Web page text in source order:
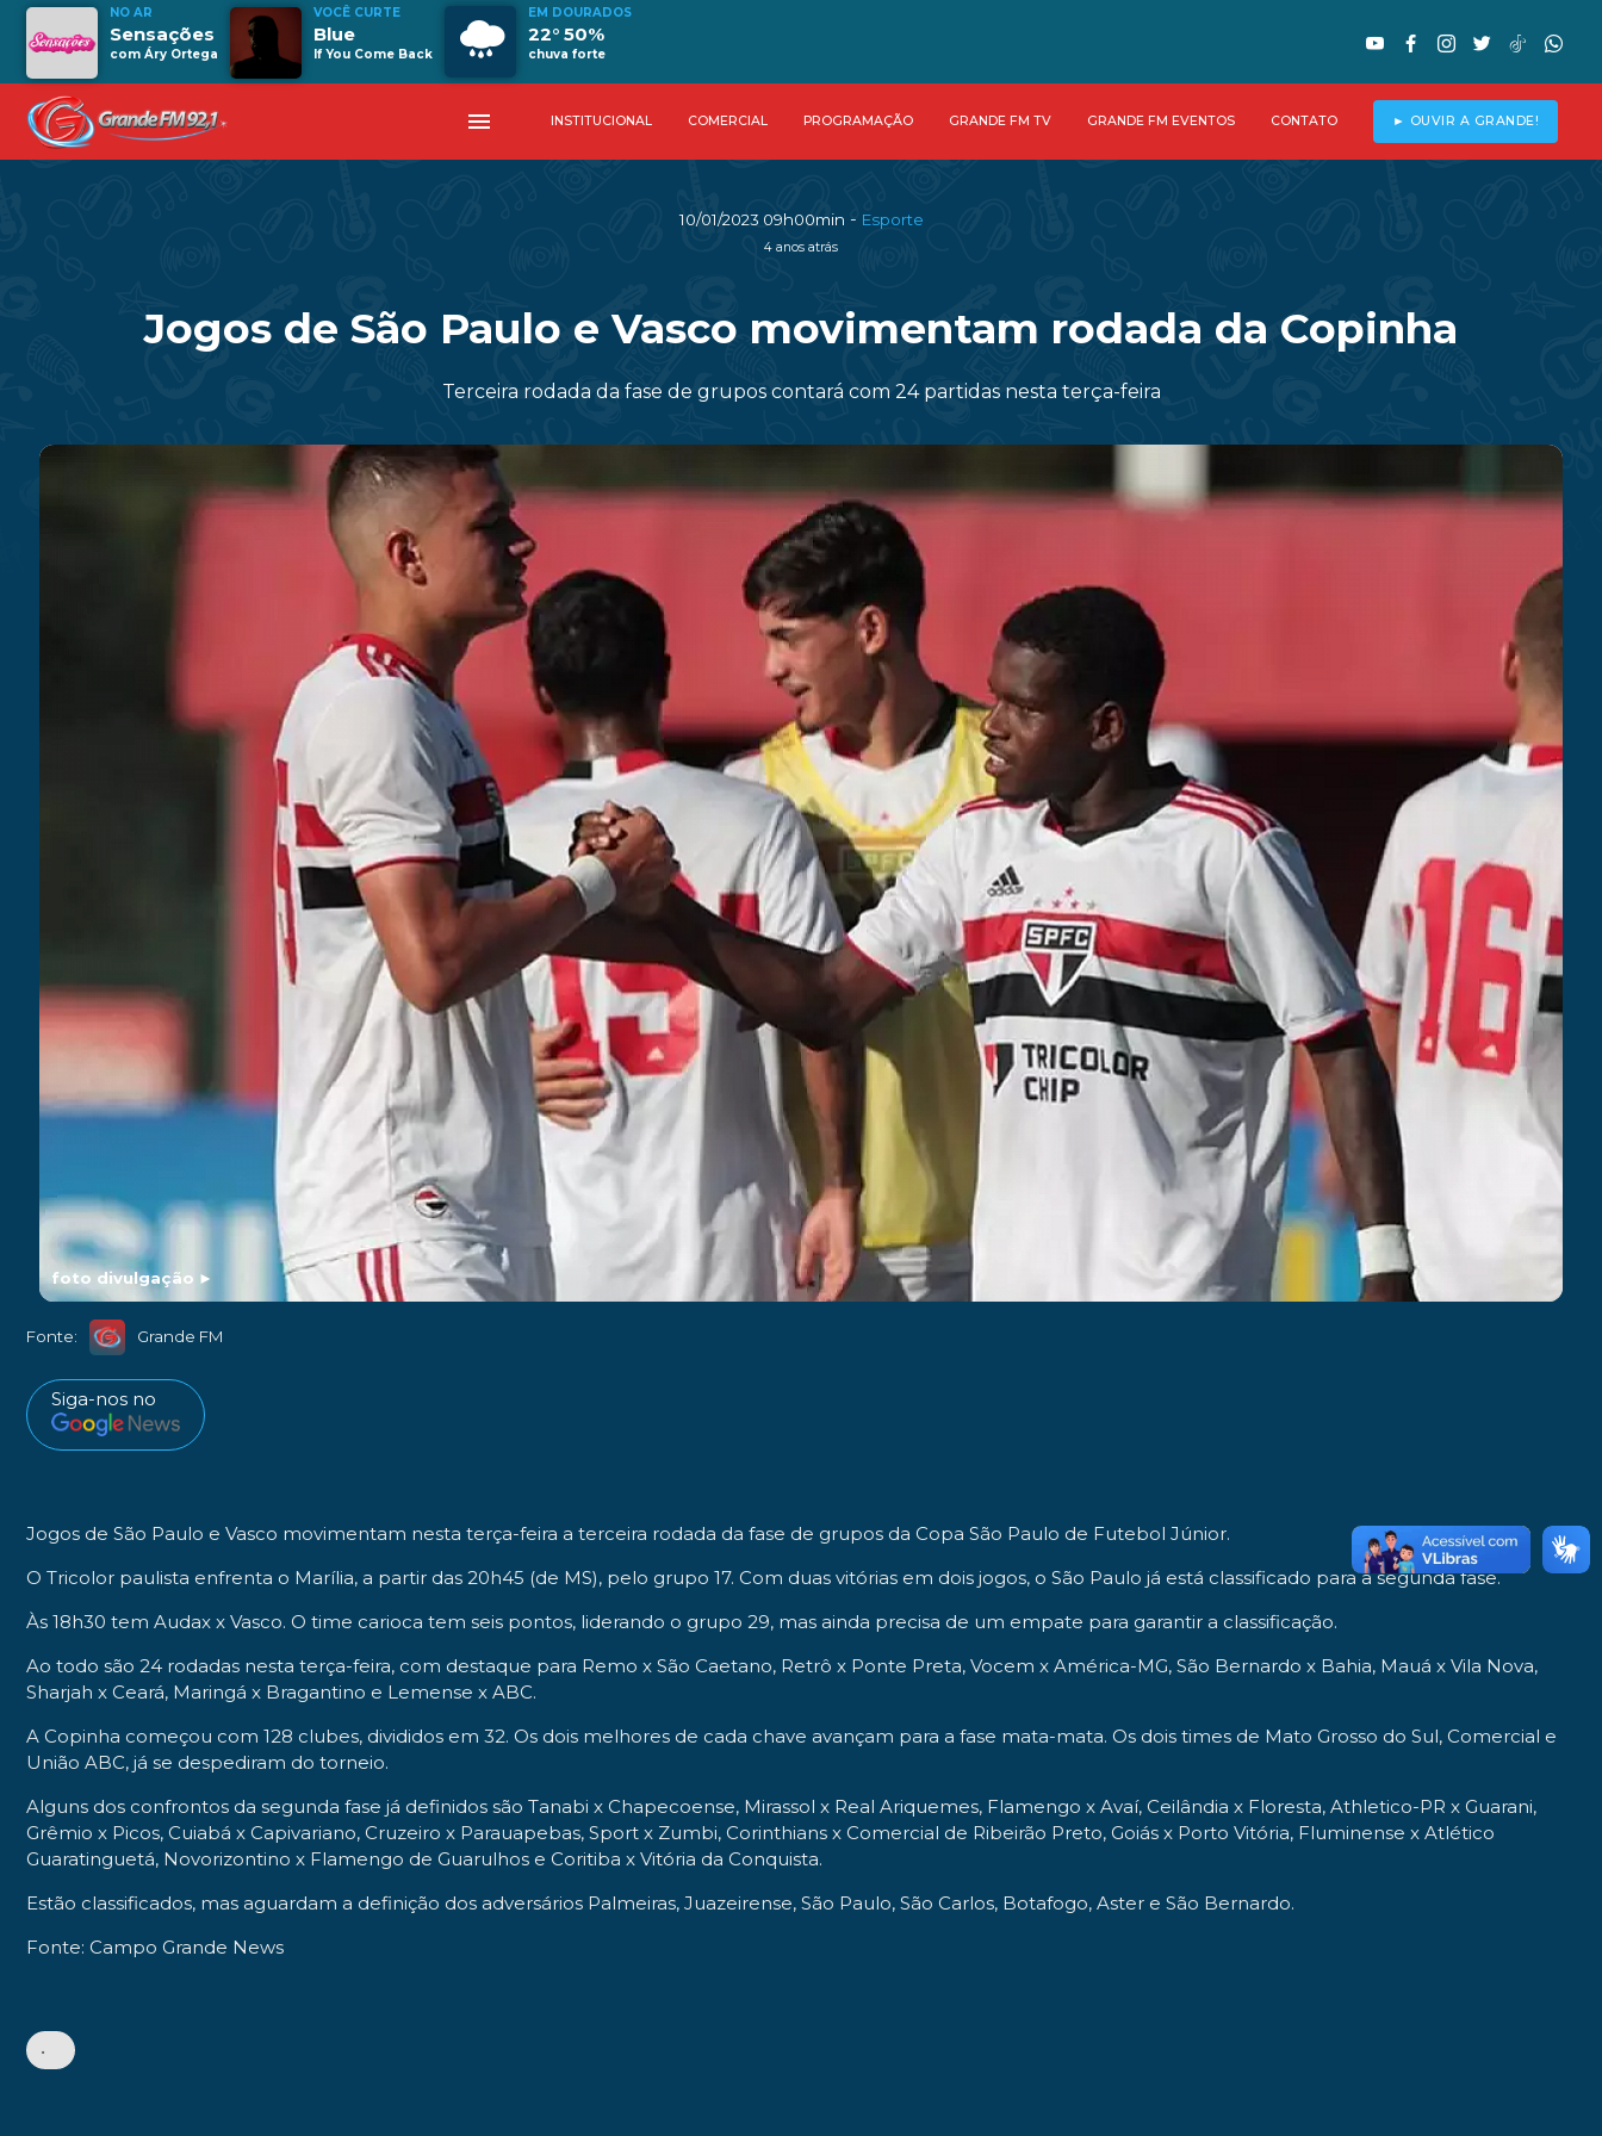
NO AR
Sensações
com Áry Ortega
VOCÊ CURTE
Blue
If You Come Back
EM DOURADOS
22° 50%
chuva forte
menu INSTITUCIONAL COMERCIAL PROGRAMAÇÃO GRANDE FM TV GRANDE FM EVENTOS CONTATO ► OUVIR A GRANDE!
10/01/2023 09h00min - Esporte
4 anos atrás
Jogos de São Paulo e Vasco movimentam rodada da Copinha
Terceira rodada da fase de grupos contará com 24 partidas nesta terça-feira
foto divulgação ►
Fonte: Grande FM
Siga-nos no
Jogos de São Paulo e Vasco movimentam nesta terça-feira a terceira rodada da fase de grupos da Copa São Paulo de Futebol Júnior.
O Tricolor paulista enfrenta o Marília, a partir das 20h45 (de MS), pelo grupo 17. Com duas vitórias em dois jogos, o São Paulo já está classificado para a segunda fase.
Às 18h30 tem Audax x Vasco. O time carioca tem seis pontos, liderando o grupo 29, mas ainda precisa de um empate para garantir a classificação.
Ao todo são 24 rodadas nesta terça-feira, com destaque para Remo x São Caetano, Retrô x Ponte Preta, Vocem x América-MG, São Bernardo x Bahia, Mauá x Vila Nova,
Sharjah x Ceará, Maringá x Bragantino e Lemense x ABC.
A Copinha começou com 128 clubes, divididos em 32. Os dois melhores de cada chave avançam para a fase mata-mata. Os dois times de Mato Grosso do Sul, Comercial e
União ABC, já se despediram do torneio.
Alguns dos confrontos da segunda fase já definidos são Tanabi x Chapecoense, Mirassol x Real Ariquemes, Flamengo x Avaí, Ceilândia x Floresta, Athletico-PR x Guarani,
Grêmio x Picos, Cuiabá x Capivariano, Cruzeiro x Parauapebas, Sport x Zumbi, Corinthians x Comercial de Ribeirão Preto, Goiás x Porto Vitória, Fluminense x Atlético
Guaratinguetá, Novorizontino x Flamengo de Guarulhos e Coritiba x Vitória da Conquista.
Estão classificados, mas aguardam a definição dos adversários Palmeiras, Juazeirense, São Paulo, São Carlos, Botafogo, Aster e São Bernardo.
Fonte: Campo Grande News
•